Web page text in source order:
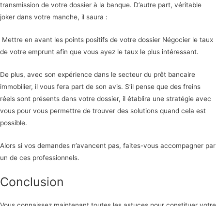
transmission de votre dossier à la banque. D’autre part, véritable
joker dans votre manche, il saura :
Mettre en avant les points positifs de votre dossier Négocier le taux
de votre emprunt afin que vous ayez le taux le plus intéressant.
De plus, avec son expérience dans le secteur du prêt bancaire
immobilier, il vous fera part de son avis. S’il pense que des freins
réels sont présents dans votre dossier, il établira une stratégie avec
vous pour vous permettre de trouver des solutions quand cela est
possible.
Alors si vos demandes n’avancent pas, faites-vous accompagner par
un de ces professionnels.
Conclusion